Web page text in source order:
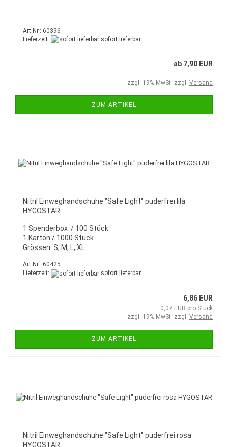
Art.Nr.: 60396
Lieferzeit:
sofort lieferbar
ab 7,90 EUR
zzgl. 19% MwSt. zzgl. Versand
ZUM ARTIKEL
Nitril Einweghandschuhe "Safe Light" puderfrei lila
HYGOSTAR
1 Spenderbox / 100 Stück
1 Karton / 1000 Stück
Grössen: S, M, L, XL
Art.Nr.: 60425
Lieferzeit:
sofort lieferbar
6,86 EUR
0,07 EUR pro Stück
zzgl. 19% MwSt. zzgl. Versand
ZUM ARTIKEL
Nitril Einweghandschuhe "Safe Light" puderfrei rosa
HYGOSTAR